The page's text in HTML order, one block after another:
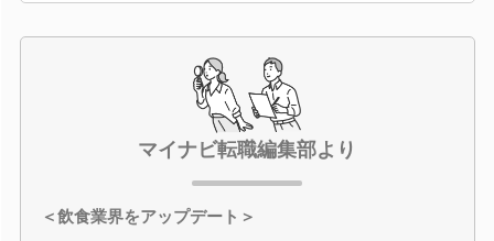
マイナビ転職編集部より
＜飲食業界をアップデート＞